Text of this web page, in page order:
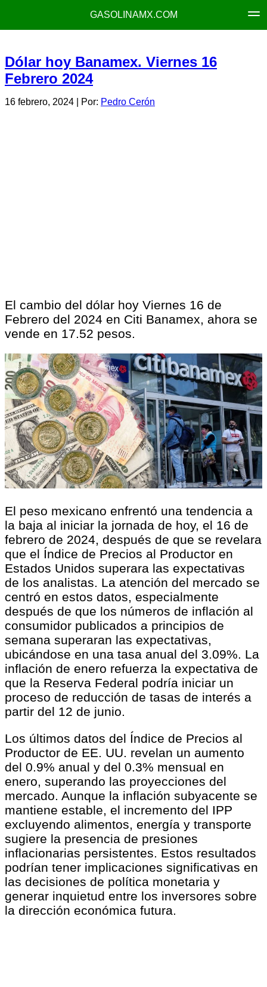
GASOLINAMX.COM
Dólar hoy Banamex. Viernes 16
Febrero 2024
16 febrero, 2024 | Por: Pedro Cerón
El cambio del dólar hoy Viernes 16 de
Febrero del 2024 en Citi Banamex, ahora se
vende en 17.52 pesos.
El peso mexicano enfrentó una tendencia a
la baja al iniciar la jornada de hoy, el 16 de
febrero de 2024, después de que se revelara
que el Índice de Precios al Productor en
Estados Unidos superara las expectativas
de los analistas. La atención del mercado se
centró en estos datos, especialmente
después de que los números de inflación al
consumidor publicados a principios de
semana superaran las expectativas,
ubicándose en una tasa anual del 3.09%. La
inflación de enero refuerza la expectativa de
que la Reserva Federal podría iniciar un
proceso de reducción de tasas de interés a
partir del 12 de junio.
Los últimos datos del Índice de Precios al
Productor de EE. UU. revelan un aumento
del 0.9% anual y del 0.3% mensual en
enero, superando las proyecciones del
mercado. Aunque la inflación subyacente se
mantiene estable, el incremento del IPP
excluyendo alimentos, energía y transporte
sugiere la presencia de presiones
inflacionarias persistentes. Estos resultados
podrían tener implicaciones significativas en
las decisiones de política monetaria y
generar inquietud entre los inversores sobre
la dirección económica futura.